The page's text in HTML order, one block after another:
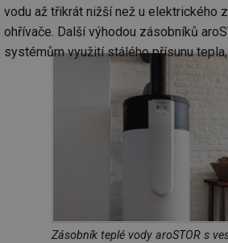
vodu až třikrát nižší než u elektrického
ohřívače. Další výhodou zásobníků
systémům využití stálého přísunu
Zásobník teplé vody aroSTOR s